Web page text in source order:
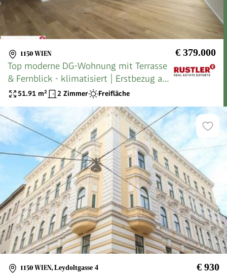
1150 WIEN € 379.000
Top moderne DG-Wohnung mit Terrasse
& Fernblick - klimatisiert | Erstbezug am
Reinlpark
51.91 m² 2 Zimmer Freifläche
1150 WIEN, Leydoltgasse 4 € 930